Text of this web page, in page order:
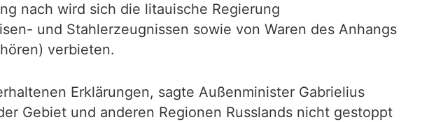
nach wird sich die litauische Regierung
und Stahlerzeugnissen sowie von Waren des Anhangs
verbieten.
Erklärungen, sagte Außenminister Gabrielius
Gebiet und anderen Regionen Russlands nicht gestoppt